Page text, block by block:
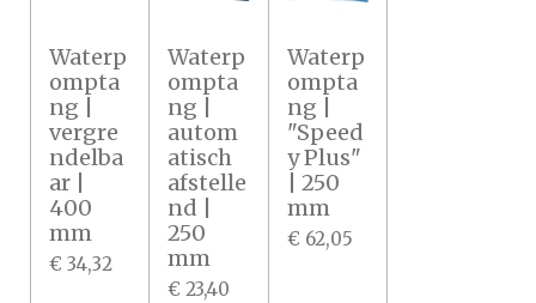
Waterp
ompta
ng |
vergre
ndelba
ar |
400
mm
€ 34,32
Waterp
ompta
ng |
autom
atisch
afstelle
nd |
250
mm
€ 23,40
Waterp
ompta
ng |
"Speed
y Plus"
| 250
mm
€ 62,05